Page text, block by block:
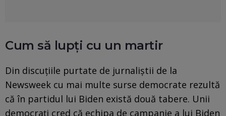
Cum să lupți cu un martir
Din discuțiile purtate de jurnaliștii de la
Newsweek cu mai multe surse democrate rezultă
că în partidul lui Biden există două tabere. Unii
democrați cred că echipa de campanie a lui Biden